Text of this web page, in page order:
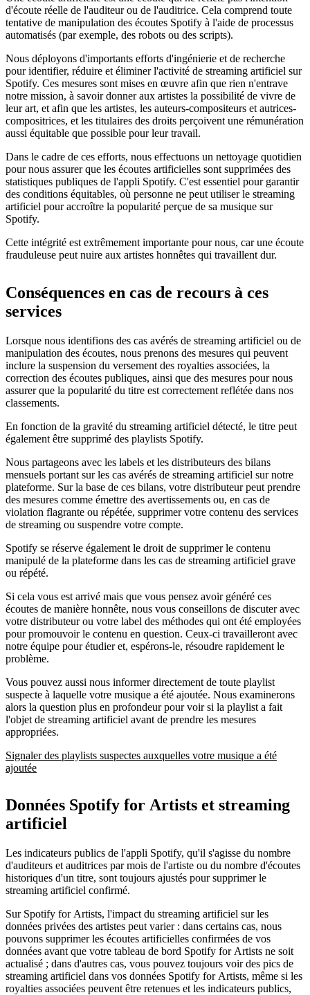
d'écoute réelle de l'auditeur ou de l'auditrice. Cela comprend toute
tentative de manipulation des écoutes Spotify à l'aide de processus
automatisés (par exemple, des robots ou des scripts).
Nous déployons d'importants efforts d'ingénierie et de recherche
pour identifier, réduire et éliminer l'activité de streaming artificiel sur
Spotify. Ces mesures sont mises en œuvre afin que rien n'entrave
notre mission, à savoir donner aux artistes la possibilité de vivre de
leur art, et afin que les artistes, les auteurs-compositeurs et autrices-
compositrices, et les titulaires des droits perçoivent une rémunération
aussi équitable que possible pour leur travail.
Dans le cadre de ces efforts, nous effectuons un nettoyage quotidien
pour nous assurer que les écoutes artificielles sont supprimées des
statistiques publiques de l'appli Spotify. C'est essentiel pour garantir
des conditions équitables, où personne ne peut utiliser le streaming
artificiel pour accroître la popularité perçue de sa musique sur
Spotify.
Cette intégrité est extrêmement importante pour nous, car une écoute
frauduleuse peut nuire aux artistes honnêtes qui travaillent dur.
Conséquences en cas de recours à ces
services
Lorsque nous identifions des cas avérés de streaming artificiel ou de
manipulation des écoutes, nous prenons des mesures qui peuvent
inclure la suspension du versement des royalties associées, la
correction des écoutes publiques, ainsi que des mesures pour nous
assurer que la popularité du titre est correctement reflétée dans nos
classements.
En fonction de la gravité du streaming artificiel détecté, le titre peut
également être supprimé des playlists Spotify.
Nous partageons avec les labels et les distributeurs des bilans
mensuels portant sur les cas avérés de streaming artificiel sur notre
plateforme. Sur la base de ces bilans, votre distributeur peut prendre
des mesures comme émettre des avertissements ou, en cas de
violation flagrante ou répétée, supprimer votre contenu des services
de streaming ou suspendre votre compte.
Spotify se réserve également le droit de supprimer le contenu
manipulé de la plateforme dans les cas de streaming artificiel grave
ou répété.
Si cela vous est arrivé mais que vous pensez avoir généré ces
écoutes de manière honnête, nous vous conseillons de discuter avec
votre distributeur ou votre label des méthodes qui ont été employées
pour promouvoir le contenu en question. Ceux-ci travailleront avec
notre équipe pour étudier et, espérons-le, résoudre rapidement le
problème.
Vous pouvez aussi nous informer directement de toute playlist
suspecte à laquelle votre musique a été ajoutée. Nous examinerons
alors la question plus en profondeur pour voir si la playlist a fait
l'objet de streaming artificiel avant de prendre les mesures
appropriées.
Signaler des playlists suspectes auxquelles votre musique a été
ajoutée
Données Spotify for Artists et streaming
artificiel
Les indicateurs publics de l'appli Spotify, qu'il s'agisse du nombre
d'auditeurs et auditrices par mois de l'artiste ou du nombre d'écoutes
historiques d'un titre, sont toujours ajustés pour supprimer le
streaming artificiel confirmé.
Sur Spotify for Artists, l'impact du streaming artificiel sur les
données privées des artistes peut varier : dans certains cas, nous
pouvons supprimer les écoutes artificielles confirmées de vos
données avant que votre tableau de bord Spotify for Artists ne soit
actualisé ; dans d'autres cas, vous pouvez toujours voir des pics de
streaming artificiel dans vos données Spotify for Artists, même si les
royalties associées peuvent être retenues et les indicateurs publics,